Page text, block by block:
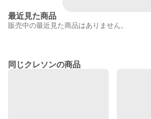
最近見た商品
販売中の最近見た商品はありません。
同じクレソンの商品